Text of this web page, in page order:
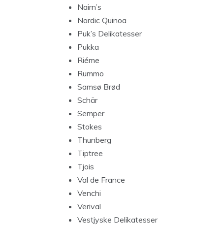
Nairn’s
Nordic Quinoa
Puk’s Delikatesser
Pukka
Riéme
Rummo
Samsø Brød
Schär
Semper
Stokes
Thunberg
Tiptree
Tjois
Val de France
Venchi
Verival
Vestjyske Delikatesser